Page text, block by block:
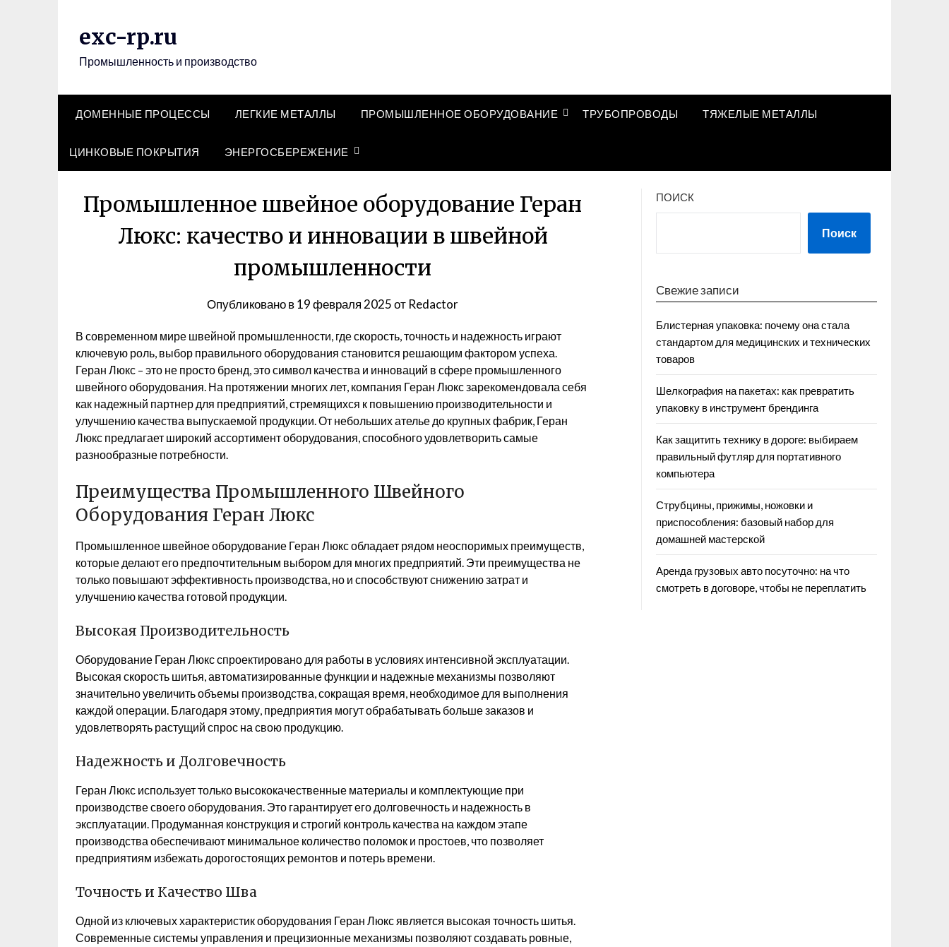
exc-rp.ru
Промышленность и производство
ДОМЕННЫЕ ПРОЦЕССЫ ЛЕГКИЕ МЕТАЛЛЫ ПРОМЫШЛЕННОЕ ОБОРУДОВАНИЕ ТРУБОПРОВОДЫ ТЯЖЕЛЫЕ МЕТАЛЛЫ
ЦИНКОВЫЕ ПОКРЫТИЯ ЭНЕРГОСБЕРЕЖЕНИЕ
Промышленное швейное оборудование Геран
Люкс: качество и инновации в швейной
промышленности
Опубликовано в19 февраля 2025от Redactor
В современном мире швейной промышленности, где скорость, точность и надежность играют
ключевую роль, выбор правильного оборудования становится решающим фактором успеха.
Геран Люкс – это не просто бренд, это символ качества и инноваций в сфере промышленного
швейного оборудования. На протяжении многих лет, компания Геран Люкс зарекомендовала себя
как надежный партнер для предприятий, стремящихся к повышению производительности и
улучшению качества выпускаемой продукции. От небольших ателье до крупных фабрик, Геран
Люкс предлагает широкий ассортимент оборудования, способного удовлетворить самые
разнообразные потребности.
Преимущества Промышленного Швейного
Оборудования Геран Люкс
Промышленное швейное оборудование Геран Люкс обладает рядом неоспоримых преимуществ,
которые делают его предпочтительным выбором для многих предприятий. Эти преимущества не
только повышают эффективность производства, но и способствуют снижению затрат и
улучшению качества готовой продукции.
Высокая Производительность
Оборудование Геран Люкс спроектировано для работы в условиях интенсивной эксплуатации.
Высокая скорость шитья, автоматизированные функции и надежные механизмы позволяют
значительно увеличить объемы производства, сокращая время, необходимое для выполнения
каждой операции. Благодаря этому, предприятия могут обрабатывать больше заказов и
удовлетворять растущий спрос на свою продукцию.
Надежность и Долговечность
Геран Люкс использует только высококачественные материалы и комплектующие при
производстве своего оборудования. Это гарантирует его долговечность и надежность в
эксплуатации. Продуманная конструкция и строгий контроль качества на каждом этапе
производства обеспечивают минимальное количество поломок и простоев, что позволяет
предприятиям избежать дорогостоящих ремонтов и потерь времени.
Точность и Качество Шва
Одной из ключевых характеристик оборудования Геран Люкс является высокая точность шитья.
Современные системы управления и прецизионные механизмы позволяют создавать ровные,
ПОИСК
Поиск
Свежие записи
Блистерная упаковка: почему она стала
стандартом для медицинских и технических
товаров
Шелкография на пакетах: как превратить
упаковку в инструмент брендинга
Как защитить технику в дороге: выбираем
правильный футляр для портативного
компьютера
Струбцины, прижимы, ножовки и
приспособления: базовый набор для
домашней мастерской
Аренда грузовых авто посуточно: на что
смотреть в договоре, чтобы не переплатить